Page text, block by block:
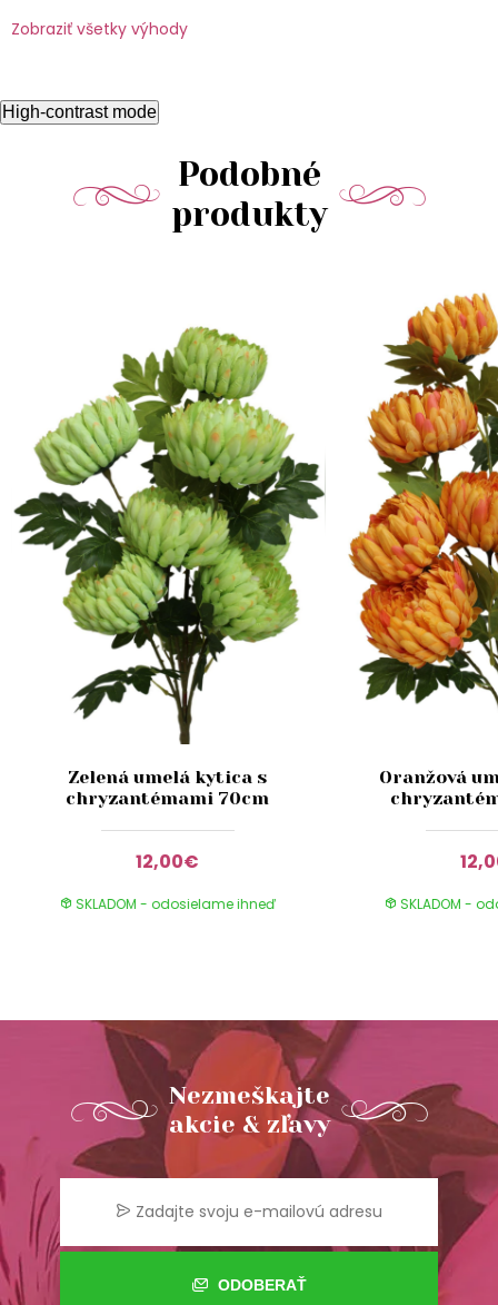
Zobraziť všetky výhody
High-contrast mode
Podobné
produkty
Zelená umelá kytica s
chryzantémami 70cm
12,00€
SKLADOM - odosielame ihneď
Oranžová
SKLADOM -
Nezmeškajte
akcie & zľavy
ODOBERAŤ